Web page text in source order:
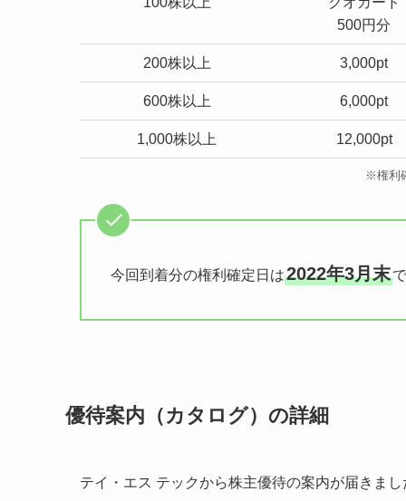
500円分
200株以上 3,000pt
600株以上 6,000pt
1,000株以上 12,000pt
※権利
今回到着分の権利確定日は2022年3月末
優待案内（カタログ）の詳細
テイ・エス テックから株主優待の案内が届きまし